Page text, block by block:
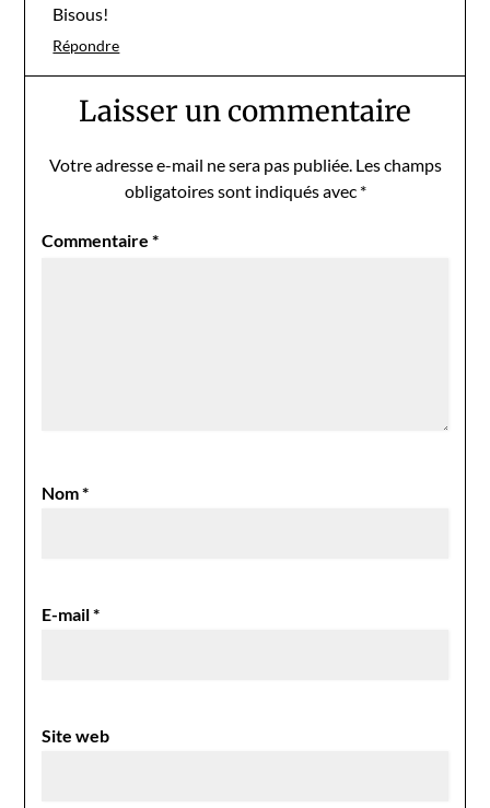
Bisous!
Répondre
Laisser un commentaire
Votre adresse e-mail ne sera pas publiée. Les champs
obligatoires sont indiqués avec *
Commentaire*
Nom*
E-mail*
Site web